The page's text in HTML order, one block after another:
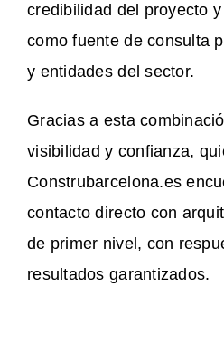
credibilidad del proyecto
como fuente de consulta
y entidades del sector.
Gracias a esta
visibilidad y confianza,
Construbarcelona.es
contacto directo con
de primer nivel, con
resultados garantizados.